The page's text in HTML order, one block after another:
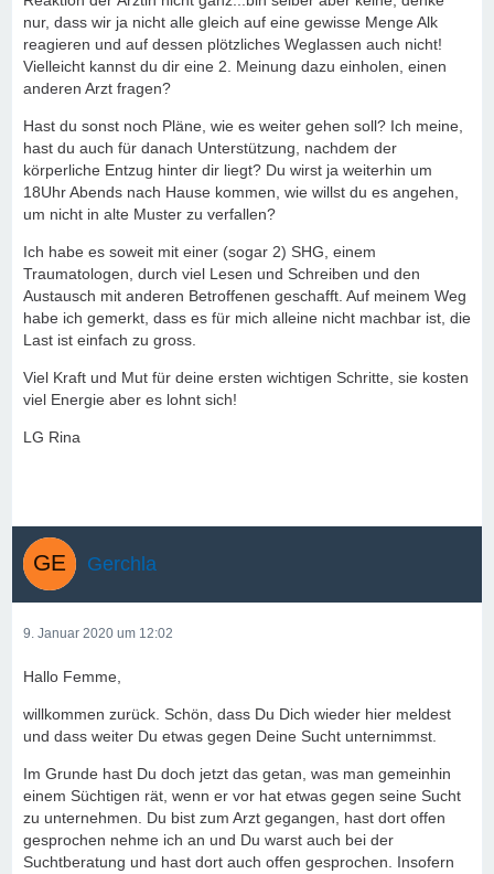
nur, dass wir ja nicht alle gleich auf eine gewisse Menge Alk
reagieren und auf dessen plötzliches Weglassen auch nicht!
Vielleicht kannst du dir eine 2. Meinung dazu einholen, einen
anderen Arzt fragen?
Hast du sonst noch Pläne, wie es weiter gehen soll? Ich meine,
hast du auch für danach Unterstützung, nachdem der
körperliche Entzug hinter dir liegt? Du wirst ja weiterhin um
18Uhr Abends nach Hause kommen, wie willst du es angehen,
um nicht in alte Muster zu verfallen?
Ich habe es soweit mit einer (sogar 2) SHG, einem
Traumatologen, durch viel Lesen und Schreiben und den
Austausch mit anderen Betroffenen geschafft. Auf meinem Weg
habe ich gemerkt, dass es für mich alleine nicht machbar ist, die
Last ist einfach zu gross.
Viel Kraft und Mut für deine ersten wichtigen Schritte, sie kosten
viel Energie aber es lohnt sich!
LG Rina
Gerchla
9. Januar 2020 um 12:02
Hallo Femme,
willkommen zurück. Schön, dass Du Dich wieder hier meldest
und dass weiter Du etwas gegen Deine Sucht unternimmst.
Im Grunde hast Du doch jetzt das getan, was man gemeinhin
einem Süchtigen rät, wenn er vor hat etwas gegen seine Sucht
zu unternehmen. Du bist zum Arzt gegangen, hast dort offen
gesprochen nehme ich an und Du warst auch bei der
Suchtberatung und hast dort auch offen gesprochen. Insofern